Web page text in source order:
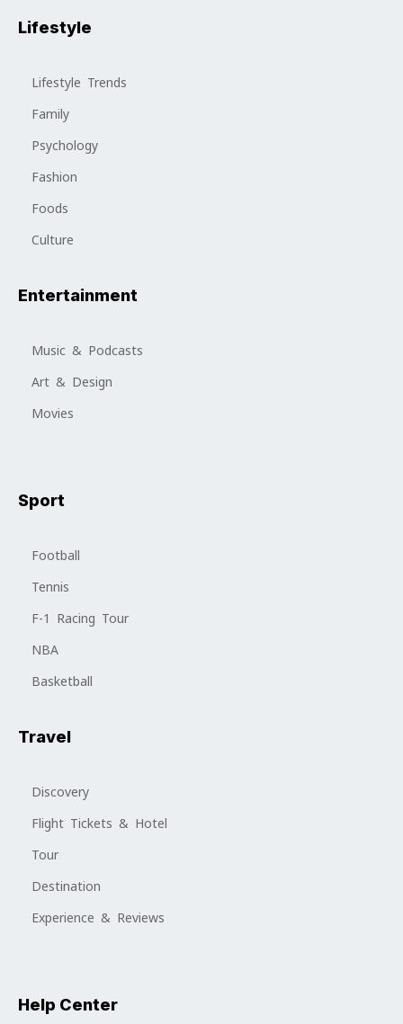
Lifestyle
Lifestyle Trends
Family
Psychology
Fashion
Foods
Culture
Entertainment
Music & Podcasts
Art & Design
Movies
Sport
Football
Tennis
F-1 Racing Tour
NBA
Basketball
Travel
Discovery
Flight Tickets & Hotel
Tour
Destination
Experience & Reviews
Help Center